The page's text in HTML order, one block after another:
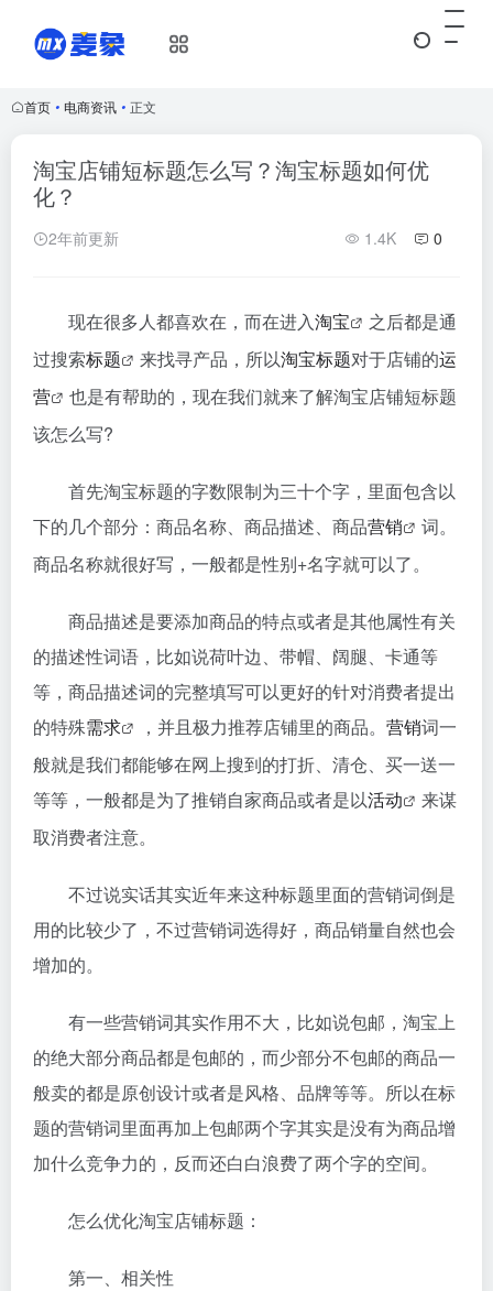
首页 • 电商资讯 • 正文
淘宝店铺短标题怎么写？淘宝标题如何优
化？
2年前更新 1.4K 0
现在很多人都喜欢在，而在进入淘宝
之后都是通
过搜索标题 来找寻产品，所以淘宝标题对于店铺的运
营
也是有帮助的，现在我们就来了解淘宝店铺短标题
该怎么写?
首先淘宝标题的字数限制为三十个字，里面包含以
下的几个部分：商品名称、商品描述、商品营销
词。
商品名称就很好写，一般都是性别+名字就可以了。
商品描述是要添加商品的特点或者是其他属性有关
的描述性词语，比如说荷叶边、带帽、阔腿、卡通等
等，商品描述词的完整填写可以更好的针对消费者提出
的特殊需求 ，并且极力推荐店铺里的商品。 营销词一
般就是我们都能够在网上搜到的打折、清仓、买一送一
等等，一般都是为了推销自家商品或者是以活动
来谋
取消费者注意。
不过说实话其实近年来这种标题里面的营销词倒是
用的比较少了，不过营销词选得好，商品销量自然也会
增加的。
有一些营销词其实作用不大，比如说包邮，淘宝上
的绝大部分商品都是包邮的，而少部分不包邮的商品一
般卖的都是原创设计或者是风格、品牌等等。所以在标
题的营销词里面再加上包邮两个字其实是没有为商品增
加什么竞争力的，反而还白白浪费了两个字的空间。
怎么优化淘宝店铺标题：
第一、相关性